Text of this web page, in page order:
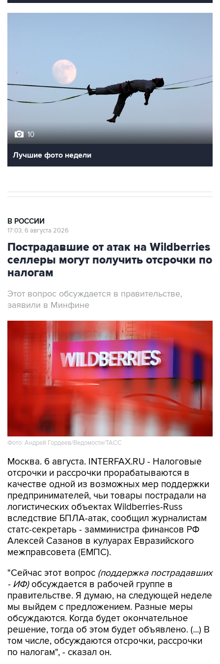
10
Лучшие фото недели
В РОССИИ
17:03, 6 августа 2026
Пострадавшие от атак на Wildberries
селлеры могут получить отсрочки по
налогам
Этот вопрос обсуждается в правительстве,
заявили в Минфине
Фото: Андрей Гордеев/Ведомости/ТАСС
Москва. 6 августа. INTERFAX.RU - Налоговые
отсрочки и рассрочки прорабатываются в
качестве одной из возможных мер поддержки
предпринимателей, чьи товары пострадали на
логистических объектах Wildberries-Russ
вследствие БПЛА-атак, сообщил журналистам
статс-секретарь - замминистра финансов РФ
Алексей Сазанов в кулуарах Евразийского
межправсовета (ЕМПС).
"Сейчас этот вопрос (поддержка пострадавших
- ИФ)обсуждается в рабочей группе в
правительстве. Я думаю, на следующей неделе
мы выйдем с предложением. Разные меры
обсуждаются. Когда будет окончательное
решение, тогда об этом будет объявлено. (...) В
том числе, обсуждаются отсрочки, рассрочки
по налогам", - сказал он.